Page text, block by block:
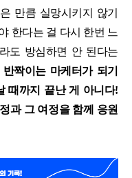
만큼 실망시키지 않기
한다는 걸 다시 한번 느
도 방심하면 안 된다는
반짝이는 마케터가 되기
때까지 끝난 게 아니다!
과 그 여정을 함께 응원